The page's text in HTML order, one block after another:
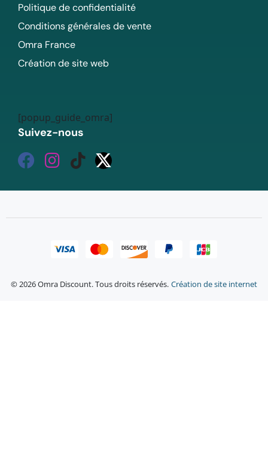
Politique de confidentialité
Conditions générales de vente
Omra France
Création de site web
[popup_guide_omra]
Suivez-nous
© 2026 Omra Discount. Tous droits réservés. Création de site internet